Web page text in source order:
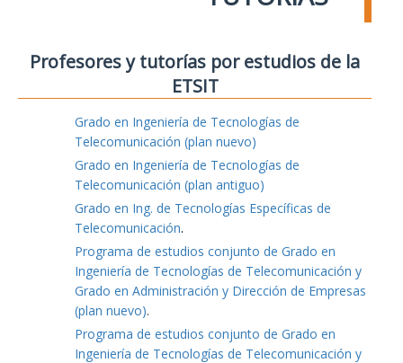
Profesores y tutorías por estudios de la
ETSIT
Grado en Ingeniería de Tecnologías de
Telecomunicación (plan nuevo)
Grado en Ingeniería de Tecnologías de
Telecomunicación (plan antiguo)
Grado en Ing. de Tecnologías Específicas de
Telecomunicación.
Programa de estudios conjunto de Grado en
Ingeniería de Tecnologías de Telecomunicación y
Grado en Administración y Dirección de Empresas
(plan nuevo).
Programa de estudios conjunto de Grado en
Ingeniería de Tecnologías de Telecomunicación y